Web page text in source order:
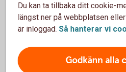
vanliga frågor och
Vi finns här för både
Du kan ta tillbaka ditt cookie-
längst ner på webbplatsen
är inloggad. Så hanterar vi
Godkänn alla